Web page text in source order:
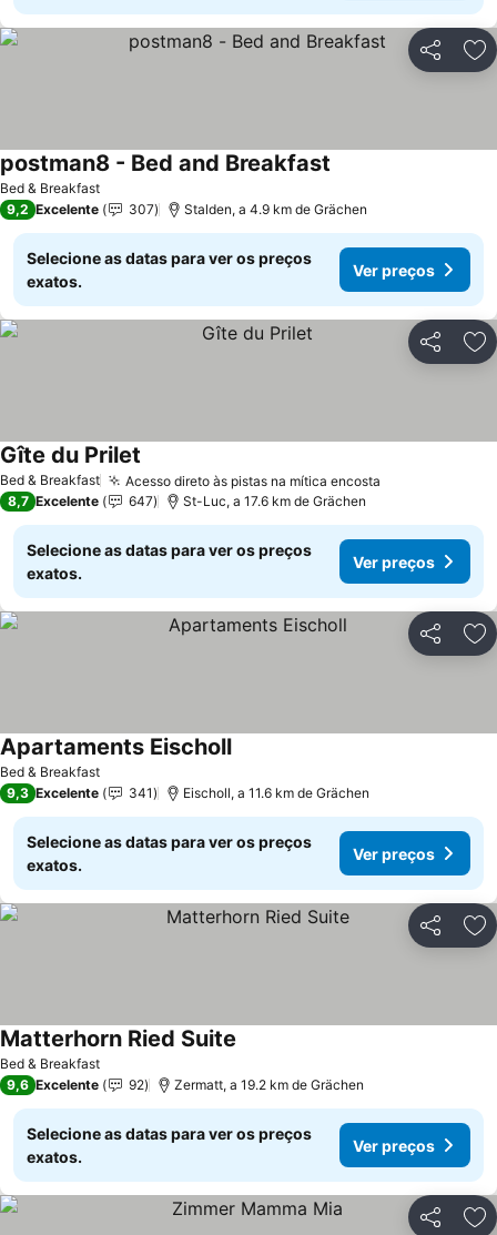
Partilhar
Bed & Breakfast
postman8 - Bed and Breakfast
9,2 Excelente 307 Stalden, a 4.9 km de Grächen
Selecione as datas para ver os preços
exatos.
Ver preços
Partilhar
Bed & Breakfast Acesso direto às pistas na mítica encosta
Gîte du Prilet
8,7 Excelente 647 St-Luc, a 17.6 km de Grächen
Selecione as datas para ver os preços
exatos.
Ver preços
Partilhar
Bed & Breakfast
Apartaments Eischoll
9,3 Excelente 341 Eischoll, a 11.6 km de Grächen
Selecione as datas para ver os preços
exatos.
Ver preços
Partilhar
Bed & Breakfast
Matterhorn Ried Suite
9,6 Excelente 92 Zermatt, a 19.2 km de Grächen
Selecione as datas para ver os preços
exatos.
Ver preços
Partilhar